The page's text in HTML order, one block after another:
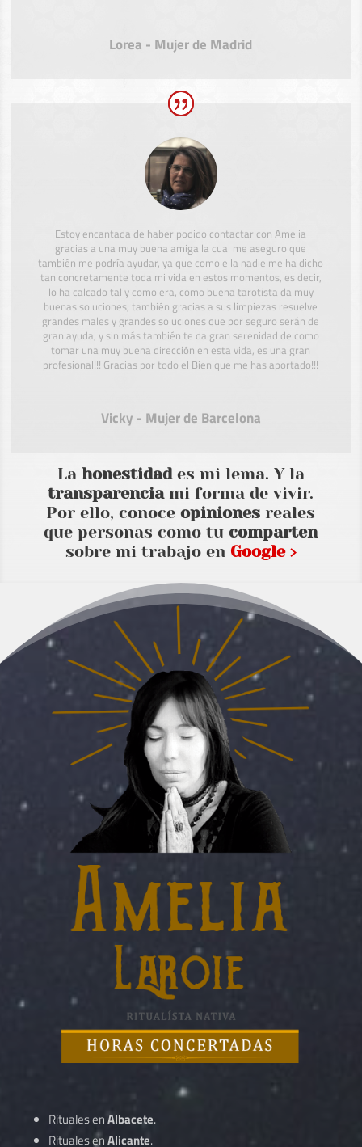
Lorea - Mujer de Madrid
Estoy encantada de haber podido contactar con Amelia
gracias a una muy buena amiga la cual me aseguro que
también me podría ayudar, ya que como ella nadie me ha dicho
tan concretamente toda mi vida en estos momentos, es decir,
lo ha calcado tal y como era, como buena tarotista da muy
buenas soluciones, también gracias a sus limpiezas resuelve
grandes males y grandes soluciones que por seguro serán de
gran ayuda, y sin más también te da gran serenidad de como
tomar una muy buena dirección en esta vida, es una gran
profesional!!! Gracias por todo el Bien que me has aportado!!!
Vicky - Mujer de Barcelona
La honestidades mi lema. Y la
transparenciami forma de vivir.
Por ello, conoceopiniones reales
que personas como tucomparten
sobre mi trabajo en Google ›
Rituales enAlbacete.
Rituales enAlicante.